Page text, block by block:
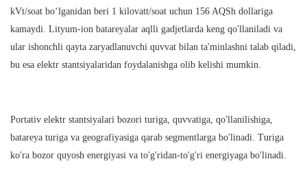
kVt/soat boʻlganidan beri 1 kilovatt/soat uchun 156 AQSh dollariga
kamaydi. Lityum-ion batareyalar aqlli gadjetlarda keng qo'llaniladi va
ular ishonchli qayta zaryadlanuvchi quvvat bilan ta'minlashni talab qiladi,
bu esa elektr stantsiyalaridan foydalanishga olib kelishi mumkin.
Portativ elektr stantsiyalari bozori turiga, quvvatiga, qo'llanilishiga,
batareya turiga va geografiyasiga qarab segmentlarga bo'linadi. Turiga
ko'ra bozor quyosh energiyasi va to'g'ridan-to'g'ri energiyaga bo'linadi.